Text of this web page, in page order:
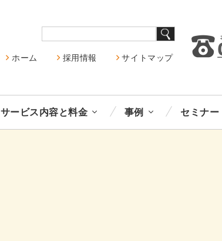
ホーム 採用情報 サイトマップ
サービス内容と料金 事例 セミナー